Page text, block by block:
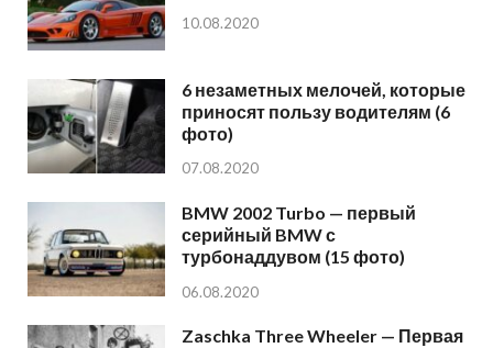
10.08.2020
6 незаметных мелочей, которые
приносят пользу водителям (6
фото)
07.08.2020
BMW 2002 Turbo — первый
серийный BMW с
турбонаддувом (15 фото)
06.08.2020
Zaschka Three Wheeler — Первая